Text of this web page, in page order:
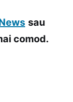
sau
comod.